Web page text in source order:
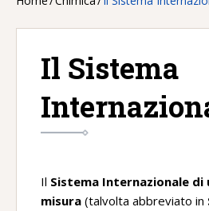
Il Sistema
Il Sistema Internazionale di
misura (talvolta abbreviato in